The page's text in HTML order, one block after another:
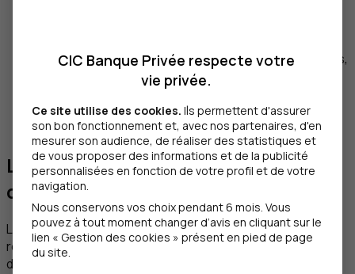
200 000 habitants et les autres communes précitées,
la location nécessite le dépôt d’une demande
d’autorisation de changement d’usage
l’obtention d’un numéro d’enregistrement à
mentionner dans les annonces en ligne.
Les obligations fiscales et sociales
du bailleur
La location de votre résidence principale ou d’une
résidence secondaire doit être réalisée dans le respect
des nombreux textes réglementant cette activité.
CIC Banque Privée respecte votre
vie privée.
Ce site utilise des cookies. Ils permettent d'assurer
son bon fonctionnement et, avec nos partenaires, d'en
mesurer son audience, de réaliser des statistiques et
de vous proposer des informations et de la publicité
personnalisées en fonction de votre profil et de votre
navigation.
Nous conservons vos choix pendant 6 mois. Vous
pouvez à tout moment changer d’avis en cliquant sur le
lien « Gestion des cookies » présent en pied de page
du site.